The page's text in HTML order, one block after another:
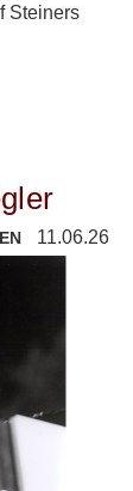
Steiners
11.06.26